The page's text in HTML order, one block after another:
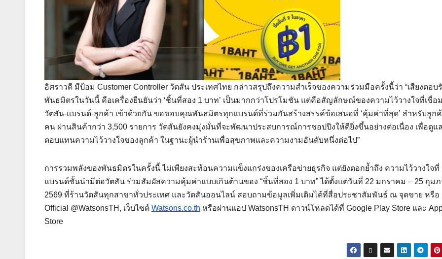
อิศราวดี มีป้อม Customer Controller วัตสัน ประเทศไทย กล่าวสรุปถึงความสำเร็จของความร่วมมือครั้งนี้ว่า “เสียงตอบ
พันธมิตรในวันนี้ คือเครื่องยืนยันว่า ‘ชิ้นที่สอง 1 บาท’ เป็นมากกว่าโปรโมชัน แต่คือสัญลักษณ์ของความไว้วางใจที่เชื่อ
วัตสัน-แบรนด์-ลูกค้า เข้าด้วยกัน ขอขอบคุณพันธมิตรทุกแบรนด์ที่ร่วมกันสร้างสรรค์ข้อเสนอที่ ‘คุ้มค่าที่สุด’ สำหรับลูก
คน ผ่านสินค้ากว่า 3,500 รายการ วัตสันยังคงมุ่งมั่นที่จะพัฒนาประสบการณ์การชอปปิงให้ดียิ่งขึ้นอย่างต่อเนื่อง เพื่อดูแ
ตอบแทนความไว้วางใจของลูกค้า ในฐานะผู้นำร้านเพื่อสุขภาพและความงามอันดับหนึ่งต่อไป”
การรวมพลังของพันธมิตรในครั้งนี้ ไม่เพียงสะท้อนความแข็งแกร่งของเครือข่ายธุรกิจ แต่ยังตอกย้ำถึง ความไว้วางใจที่
แบรนด์ชั้นนำมีต่อวัตสัน ร่วมสัมผัสความคุ้มค่าแบบเกินต้านของ “ชิ้นที่สอง 1 บาท” ได้ตั้งแต่วันที่ 22 มกราคม – 25 กุม
2569 ที่ร้านวัตสันทุกสาขาทั่วประเทศ และวัตสันออนไลน์ สอบถามข้อมูลเพิ่มเติมได้ที่สื่อประชาสัมพันธ์ ณ จุดขาย หรือ
Official @WatsonsTH, เว็บไซต์ Watsons.co.th หรือผ่านแอป WatsonsTH ดาวน์โหลดได้ที่ Google Play Store และ
Store